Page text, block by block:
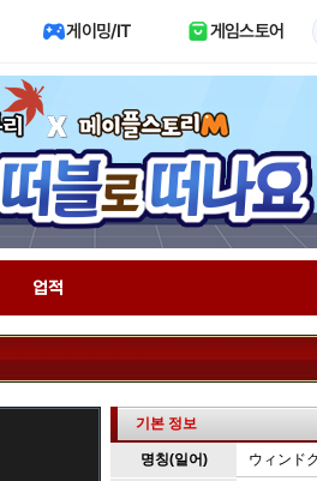
게이밍/IT 게임스토어
업적
기본 정보
명칭(일어) ウィンド